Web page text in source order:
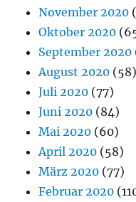
November 2020
Oktober 2020
September 2020
August 2020 (58)
Juli 2020 (77)
Juni 2020 (84)
Mai 2020 (60)
April 2020 (58)
März 2020 (77)
Februar 2020